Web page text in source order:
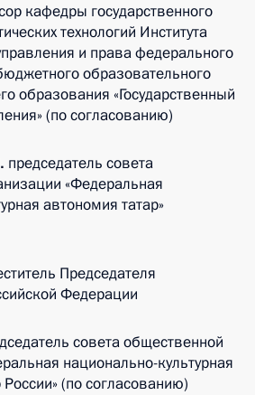
кафедры государственного
технологий Института
и права федерального
образовательного
образования «Государственный
(по согласованию)
председатель совета
«Федеральная
автономия татар»
Председателя
Федерации
совета общественной
национально-культурная
(по согласованию)